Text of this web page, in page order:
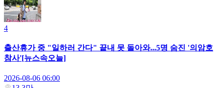
4
출산휴가 중 "일하러 간다" 끝내 못 돌아와...5명 숨진 '의암호
참사'[뉴스속오늘]
2026-08-06 06:00